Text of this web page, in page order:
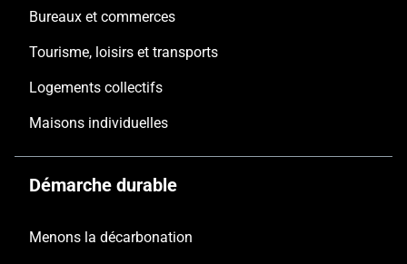
Bureaux et commerces
Tourisme, loisirs et transports
Logements collectifs
Maisons individuelles
Démarche durable
Menons la décarbonation